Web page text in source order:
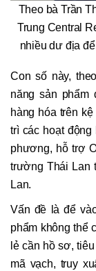
Theo bà Trần
Trung Central
nhiều dư địa
Con số này,
năng sản phẩm
hàng hóa trên
trì các hoạt
phương, hỗ trợ
trường Thái Lan
Lan.
Vấn đề là để
phẩm không thể
lẻ cần hồ sơ,
mã vạch, truy